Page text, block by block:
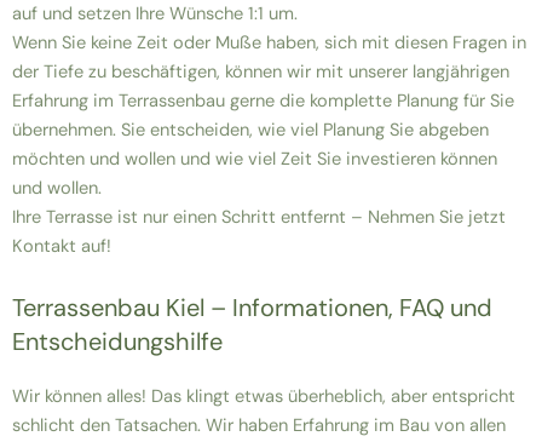
auf und setzen Ihre Wünsche 1:1 um.
Wenn Sie keine Zeit oder Muße haben, sich mit diesen Fragen in
der Tiefe zu beschäftigen, können wir mit unserer langjährigen
Erfahrung im Terrassenbau gerne die komplette Planung für Sie
übernehmen. Sie entscheiden, wie viel Planung Sie abgeben
möchten und wollen und wie viel Zeit Sie investieren können
und wollen.
Ihre Terrasse ist nur einen Schritt entfernt – Nehmen Sie jetzt
Kontakt auf!
Terrassenbau Kiel – Informationen, FAQ und
Entscheidungshilfe
Wir können alles! Das klingt etwas überheblich, aber entspricht
schlicht den Tatsachen. Wir haben Erfahrung im Bau von allen